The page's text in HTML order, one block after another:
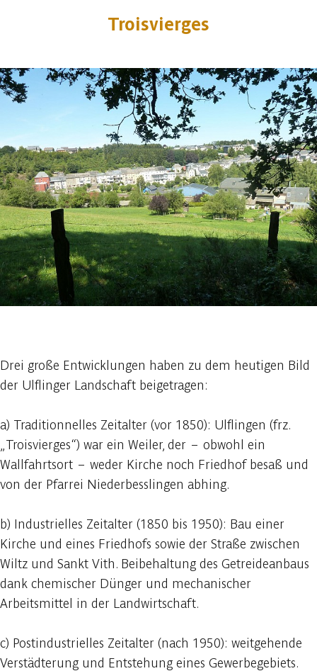
Troisvierges
Drei große Entwicklungen haben zu dem heutigen Bild
der Ulflinger Landschaft beigetragen:
a) Traditionnelles Zeitalter (vor 1850): Ulflingen (frz.
„Troisvierges“) war ein Weiler, der – obwohl ein
Wallfahrtsort – weder Kirche noch Friedhof besaß und
von der Pfarrei Niederbesslingen abhing.
b) Industrielles Zeitalter (1850 bis 1950): Bau einer
Kirche und eines Friedhofs sowie der Straße zwischen
Wiltz und Sankt Vith. Beibehaltung des Getreideanbaus
dank chemischer Dünger und mechanischer
Arbeitsmittel in der Landwirtschaft.
c) Postindustrielles Zeitalter (nach 1950): weitgehende
Verstädterung und Entstehung eines Gewerbegebiets.